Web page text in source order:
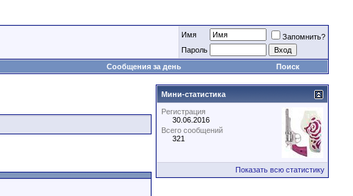
Имя
Запомнить?
Пароль
Сообщения за день Поиск
Мини-статистика
Регистрация
30.06.2016
Всего сообщений
321
Показать всю статистику